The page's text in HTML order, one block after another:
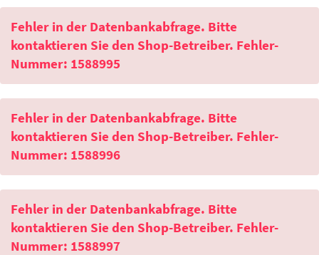
Fehler in der Datenbankabfrage. Bitte
kontaktieren Sie den Shop-Betreiber. Fehler-
Nummer: 1588995
Fehler in der Datenbankabfrage. Bitte
kontaktieren Sie den Shop-Betreiber. Fehler-
Nummer: 1588996
Fehler in der Datenbankabfrage. Bitte
kontaktieren Sie den Shop-Betreiber. Fehler-
Nummer: 1588997